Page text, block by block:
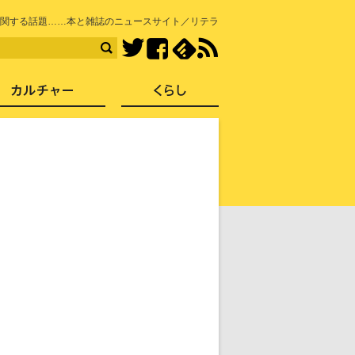
する話題……本と雑誌のニュースサイト／リテラ
TwitterFacebook
社会